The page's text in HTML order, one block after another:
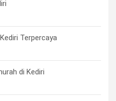
Terpercaya
di Kediri